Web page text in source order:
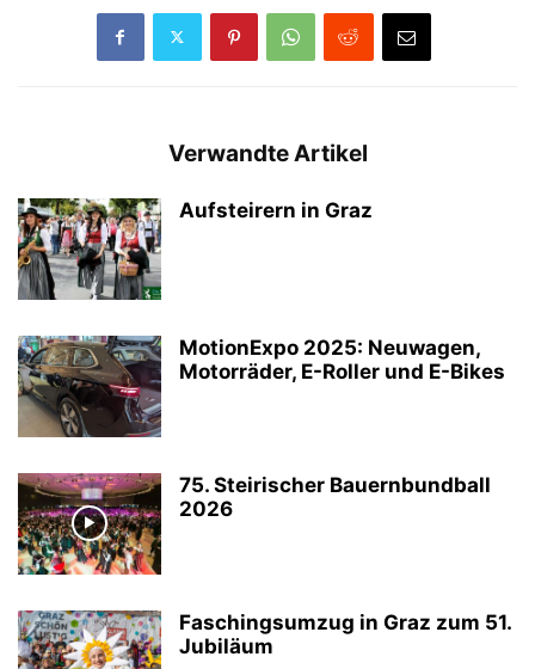
Verwandte Artikel
Aufsteirern in Graz
MotionExpo 2025: Neuwagen,
Motorräder, E-Roller und E-Bikes
75. Steirischer Bauernbundball
2026
Faschingsumzug in Graz zum 51.
Jubiläum